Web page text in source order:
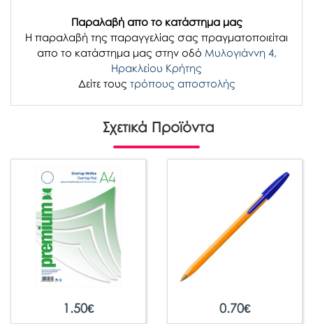
Παραλαβή απο το κατάστημα μας
H παραλαβή της παραγγελίας σας πραγματοποιείται
απο το κατάστημα μας στην οδό Μυλογιάννη 4,
Ηρακλείου Κρήτης
Δείτε τους τρόπους αποστολής
Σχετικά Προϊόντα
1.50€ 0.70€